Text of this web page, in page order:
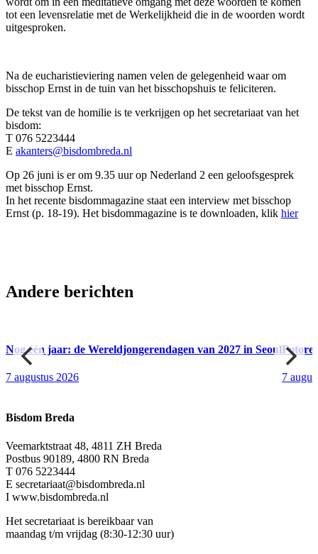
tot een levensrelatie met de Werkelijkheid die in de woorden wordt
uitgesproken.
Na de eucharistieviering namen velen de gelegenheid waar om
bisschop Ernst in de tuin van het bisschopshuis te feliciteren.
De tekst van de homilie is te verkrijgen op het secretariaat van het
bisdom:
T 076 5223444
E akanters@bisdombreda.nl
Op 26 juni is er om 9.35 uur op Nederland 2 een geloofsgesprek
met bisschop Ernst.
In het recente bisdommagazine staat een interview met bisschop
Ernst (p. 18-19). Het bisdommagazine is te downloaden, klik hier
Andere berichten
Nog één jaar: de Wereldjongerendagen van 2027 in Seoul
7 augustus 2026 7
Bisdom Breda
Veemarktstraat 48, 4811 ZH Breda
Postbus 90189, 4800 RN Breda
T 076 5223444
E secretariaat@bisdombreda.nl
I www.bisdombreda.nl
Het secretariaat is bereikbaar van
maandag t/m vrijdag (8:30-12:30 uur)